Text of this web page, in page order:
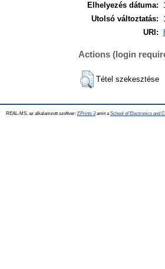
Elhelyezés dátuma:
Utolsó változtatás:
URI:
Actions (login
Tétel szekesztése
REAL-MS, az alkalamzott szoftver: EPrints 3amit a School of Electronics and